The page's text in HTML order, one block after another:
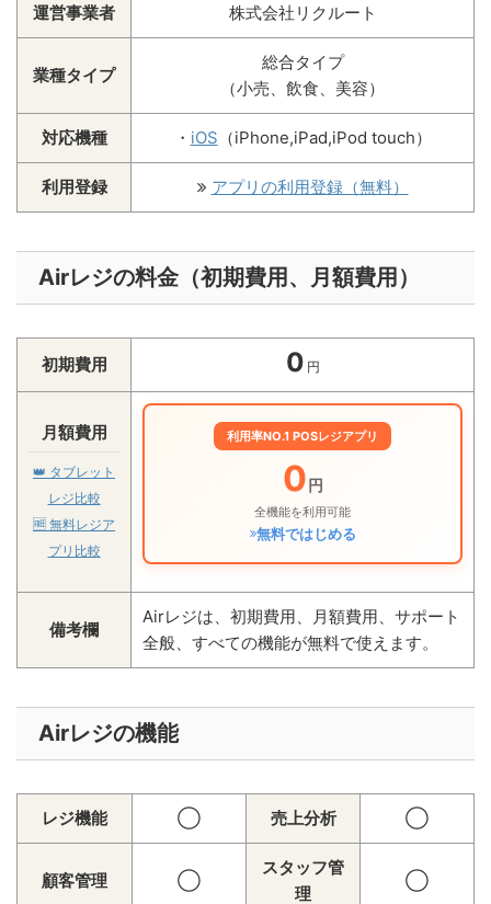
運営事業者 株式会社リクルート
業種タイプ
総合タイプ
（小売、飲食、美容）
対応機種 ・ iOS （iPhone,iPad,iPod touch）
利用登録 アプリの利用登録（無料）
Airレジの料金（初期費用、月額費用）
初期費用 0 円
月額費用
👑 タブレット
レジ比較
🆓 無料レジア
プリ比較
利用率NO.1 POSレジアプリ
0円
全機能を利用可能
無料ではじめる
備考欄
Airレジは、初期費用、月額費用、サポート
全般、すべての機能が無料で使えます。
Airレジの機能
レジ機能 ◯ 売上分析 ◯
顧客管理 ◯
スタッフ管
理
◯